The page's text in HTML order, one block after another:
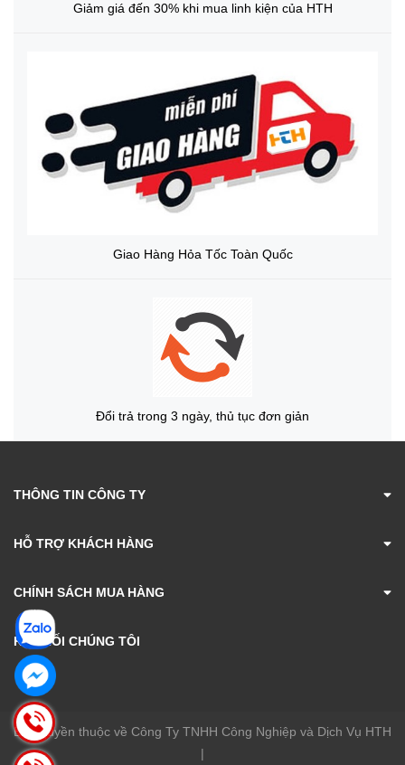
Giảm giá đến 30% khi mua linh kiện của HTH
Giao Hàng Hỏa Tốc Toàn Quốc
Đổi trả trong 3 ngày, thủ tục đơn giản
THÔNG TIN CÔNG TY
HỖ TRỢ KHÁCH HÀNG
CHÍNH SÁCH MUA HÀNG
KẾT NỐI CHÚNG TÔI
Bản quyền thuộc về Công Ty TNHH Công Nghiệp và Dịch Vụ HTH
|